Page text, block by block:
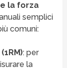
la forza
semplici
comuni:
: per
la